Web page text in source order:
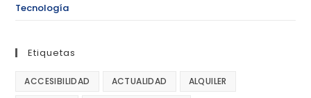
Tecnología
Etiquetas
ACCESIBILIDAD ACTUALIDAD ALQUILER